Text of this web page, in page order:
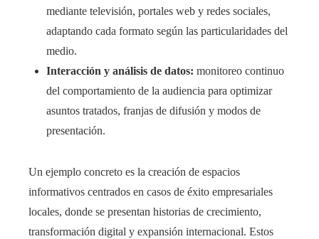
mediante televisión, portales web y redes sociales,
adaptando cada formato según las particularidades del
medio.
Interacción y análisis de datos: monitoreo continuo
del comportamiento de la audiencia para optimizar
asuntos tratados, franjas de difusión y modos de
presentación.
Un ejemplo concreto es la creación de espacios
informativos centrados en casos de éxito empresariales
locales, donde se presentan historias de crecimiento,
transformación digital y expansión internacional. Estos